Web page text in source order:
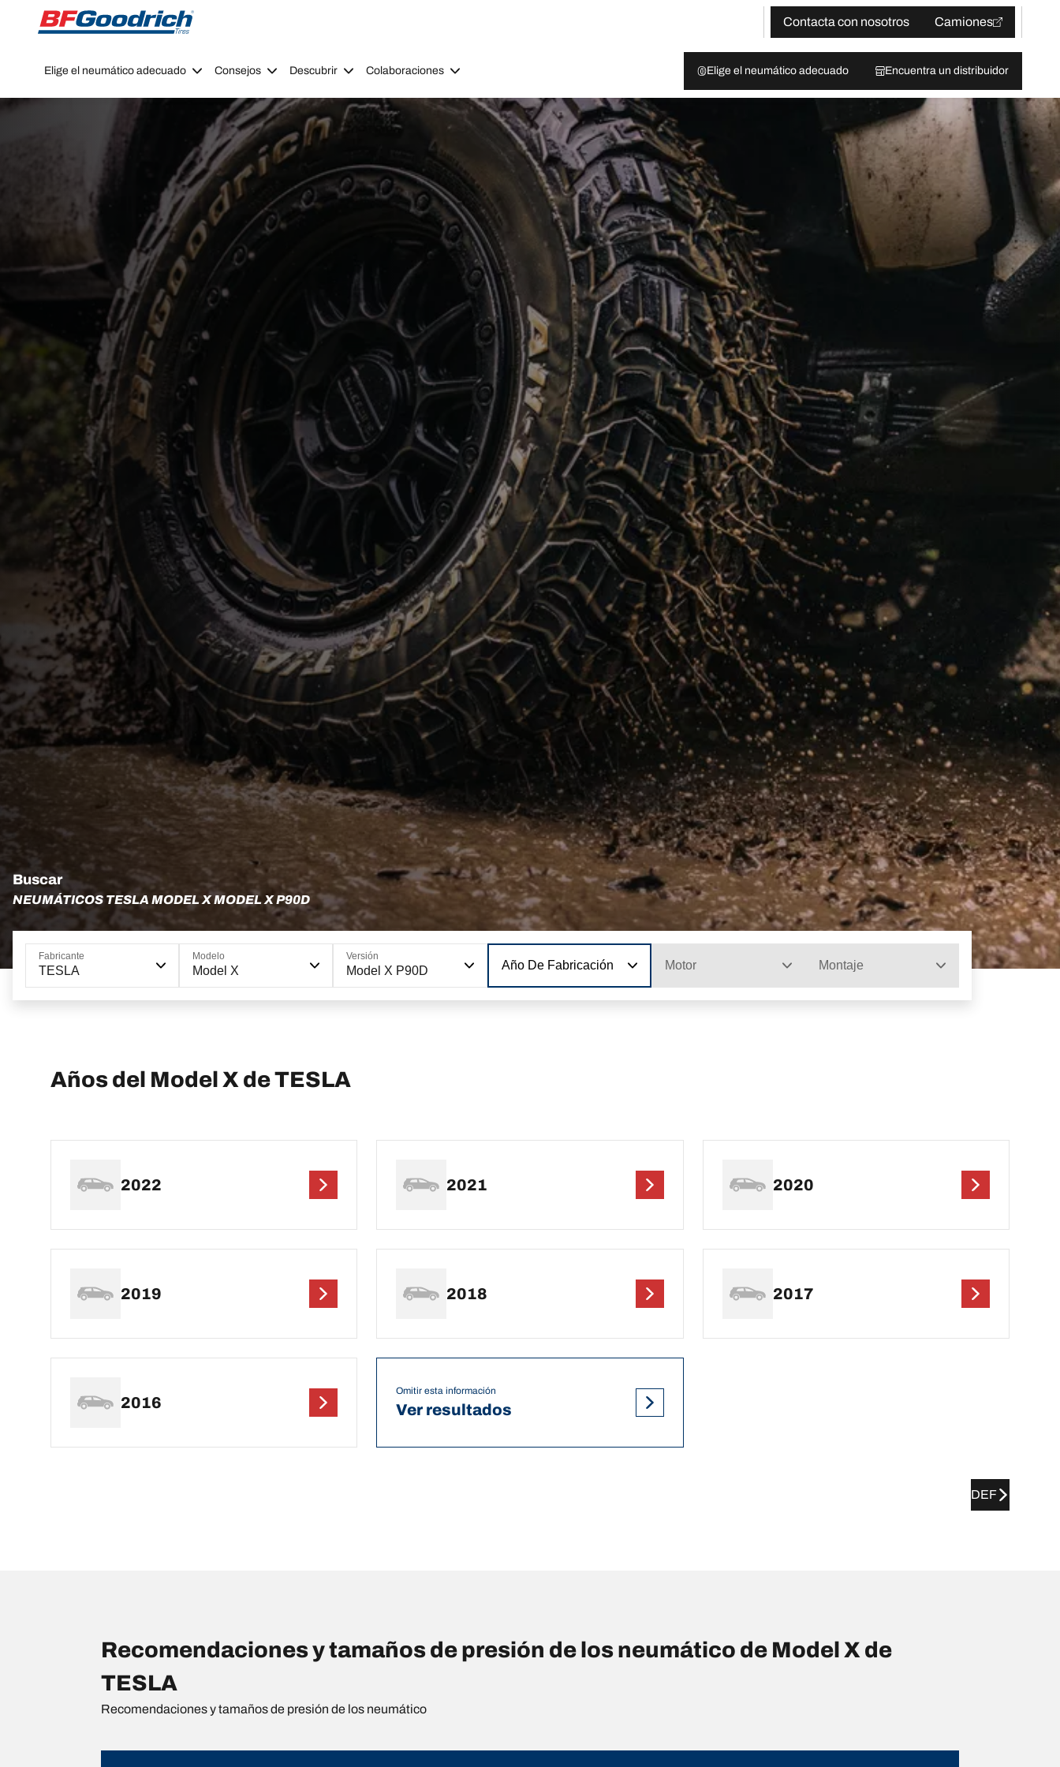
Go to page content
Go to page navigation
Contacta con nosotros
Camiones
Elige el neumático adecuado Consejos Descubrir Colaboraciones Elige el neumático adecuado Encuentra un distribuidor
Buscar
NEUMÁTICOS TESLA MODEL X MODEL X P90D
Fabricante
TESLA
Modelo
Model X
Versión
Model X P90D Año De Fabricación Motor Montaje
Años del Model X de TESLA
2022 2021 2020
2019 2018 2017
2016
Omitir esta información
Ver resultados
DEF
Recomendaciones y tamaños de presión de los neumático de Model X de
TESLA
Recomendaciones y tamaños de presión de los neumático